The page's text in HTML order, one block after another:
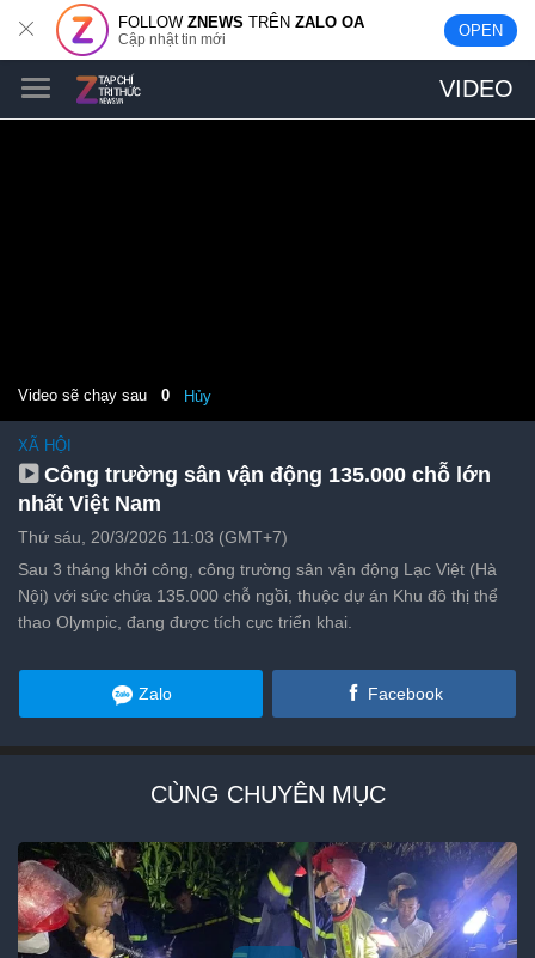
FOLLOWZNEWS TRÊNZALO OA
Cập nhật tin mới OPEN
VIDEO
XÃ HỘI
Công trường sân vận động 135.000 chỗ lớn
nhất Việt Nam
Thứ sáu, 20/3/2026 11:03 (GMT+7)
Video sẽ chạy sau 0 Hủy
Sau 3 tháng khởi công, công trường sân vận động Lạc Việt (Hà
Nội) với sức chứa 135.000 chỗ ngồi, thuộc dự án Khu đô thị thể
thao Olympic, đang được tích cực triển khai.
Zalo Facebook